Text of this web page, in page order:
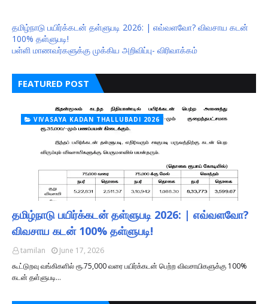
தமிழ்நாடு பயிர்க்கடன் தள்ளுபடி 2026: | எவ்வளவோ? விவசாய கடன்
100% தள்ளுபடி!
பள்ளி மாணவர்களுக்கு முக்கிய அறிவிப்பு- விரிவாக்கம்
FEATURED POST
VIVASAYA KADAN THALLUBADI 2026
தமிழ்நாடு பயிர்க்கடன் தள்ளுபடி 2026: | எவ்வளவோ?
விவசாய கடன் 100% தள்ளுபடி!
tamilan
June 17, 2026
கூட்டுறவு வங்கிகளில் ரூ.75,000 வரை பயிர்க்கடன் பெற்ற விவசாயிகளுக்கு 100%
கடன் தள்ளுபடி…